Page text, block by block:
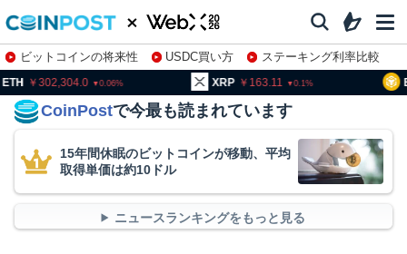
ビットコインの将来性 USDC買い方
ステーキング利率比較
株特集・関連銘柄
0.06 163.11 0.1
CoinPostで今最も読まれています
15年間休眠のビットコインが移動、平均
取得単価は約10ドル
ニュースランキングをもっと見る